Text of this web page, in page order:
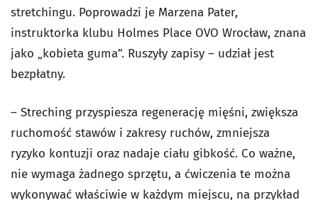
stretchingu. Poprowadzi je Marzena Pater,
instruktorka klubu Holmes Place OVO Wrocław, znana
jako „kobieta guma”. Ruszyły zapisy – udział jest
bezpłatny.
– Streching przyspiesza regenerację mięśni, zwiększa
ruchomość stawów i zakresy ruchów, zmniejsza
ryzyko kontuzji oraz nadaje ciału gibkość. Co ważne,
nie wymaga żadnego sprzętu, a ćwiczenia te można
wykonywać właściwie w każdym miejscu, na przykład